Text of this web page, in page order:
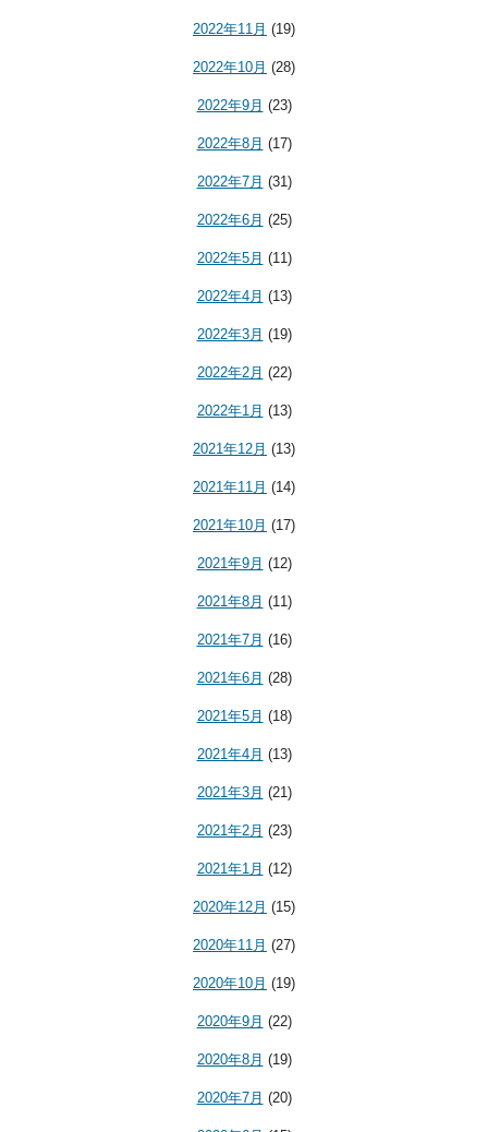
2022年11月 (19)
2022年10月 (28)
2022年9月 (23)
2022年8月 (17)
2022年7月 (31)
2022年6月 (25)
2022年5月 (11)
2022年4月 (13)
2022年3月 (19)
2022年2月 (22)
2022年1月 (13)
2021年12月 (13)
2021年11月 (14)
2021年10月 (17)
2021年9月 (12)
2021年8月 (11)
2021年7月 (16)
2021年6月 (28)
2021年5月 (18)
2021年4月 (13)
2021年3月 (21)
2021年2月 (23)
2021年1月 (12)
2020年12月 (15)
2020年11月 (27)
2020年10月 (19)
2020年9月 (22)
2020年8月 (19)
2020年7月 (20)